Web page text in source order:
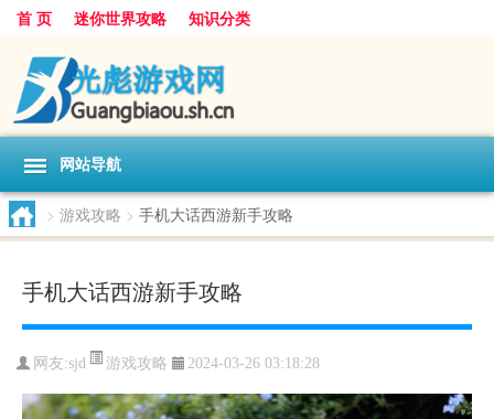
首 页 迷你世界攻略 知识分类
网站导航
> 游戏攻略 > 手机大话西游新手攻略
手机大话西游新手攻略
网友:sjd 游戏攻略 2024-03-26 03:18:28